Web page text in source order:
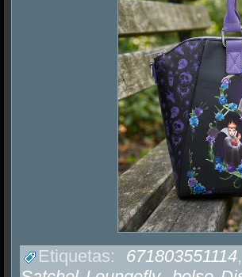
Etiquetas: 671803551114